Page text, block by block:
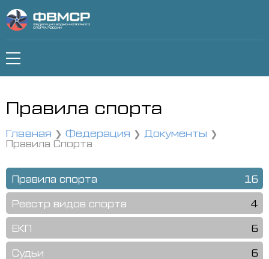
Правила спорта
Главная Федерация Документы
Правила Спорта
Правила спорта 16
Реестр видов спорта 4
ЕКП 6
Судьи 6